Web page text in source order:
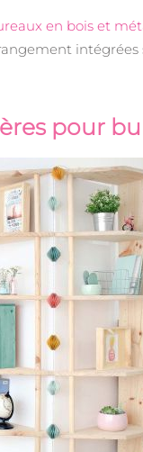
en bois et
pour